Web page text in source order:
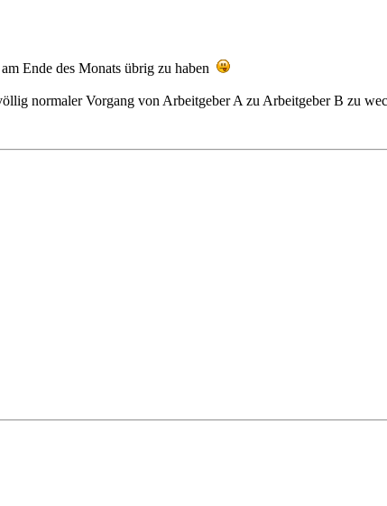
Ende des Monats übrig zu haben
normaler Vorgang von Arbeitgeber A zu Arbeitgeber B zu